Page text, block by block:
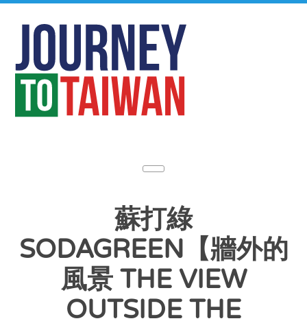
蘇打綠
SODAGREEN【牆外的
風景 THE VIEW
OUTSIDE THE